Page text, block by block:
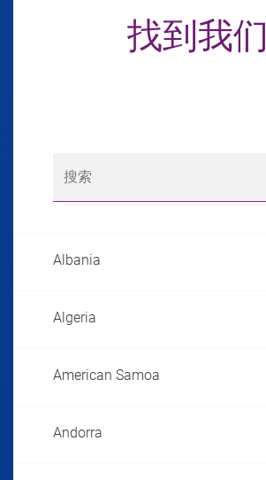
找到我们
Albania
Algeria
American Samoa
Andorra